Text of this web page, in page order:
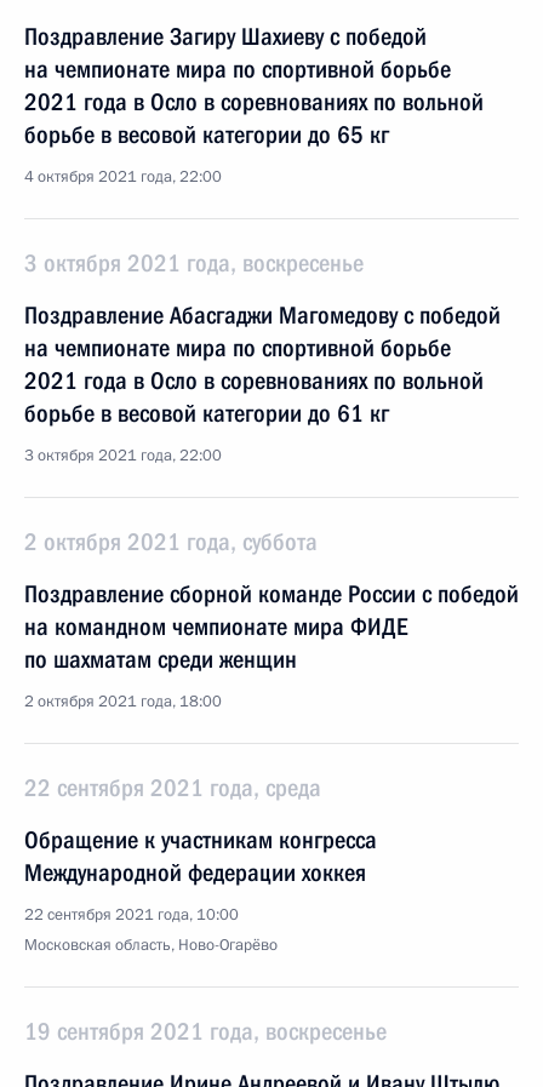
Поздравление Загиру Шахиеву с победой
на чемпионате мира по спортивной борьбе
2021 года в Осло в соревнованиях по вольной
борьбе в весовой категории до 65 кг
4 октября 2021 года, 22:00
3 октября 2021 года, воскресенье
Поздравление Абасгаджи Магомедову с победой
на чемпионате мира по спортивной борьбе
2021 года в Осло в соревнованиях по вольной
борьбе в весовой категории до 61 кг
3 октября 2021 года, 22:00
2 октября 2021 года, суббота
Поздравление cборной команде России с победой
на командном чемпионате мира ФИДЕ
по шахматам среди женщин
2 октября 2021 года, 18:00
22 сентября 2021 года, среда
Обращение к участникам конгресса
Международной федерации хоккея
22 сентября 2021 года, 10:00
Московская область, Ново-Огарёво
19 сентября 2021 года, воскресенье